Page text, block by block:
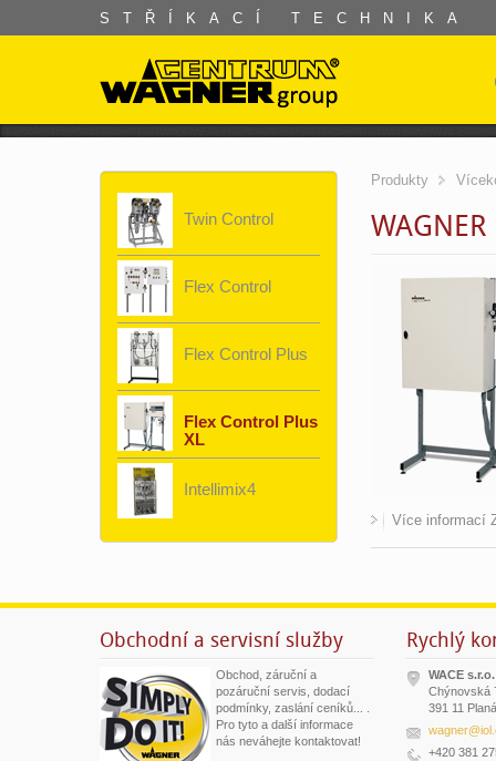
STŘÍKACÍ TECHNIKA
Produkty
Více informací
Twin Control
Flex Control
Flex Control Plus
Flex Control Plus
XL
Intellimix4
Obchodní a servisní služby
Obchod, záruční a
pozáruční servis, dodací
podmínky, zaslání ceníků... .
Pro tyto a další informace
nás neváhejte kontaktovat!
Rychlý
WACE s.r.o.
Chýnovská
391 11
+420 381